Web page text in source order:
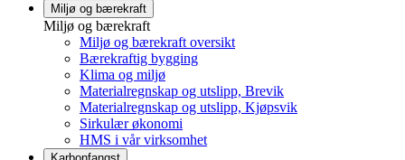
Miljø og bærekraft
Miljø og bærekraft
Miljø og bærekraft oversikt
Bærekraftig bygging
Klima og miljø
Materialregnskap og utslipp, Brevik
Materialregnskap og utslipp, Kjøpsvik
Sirkulær økonomi
HMS i vår virksomhet